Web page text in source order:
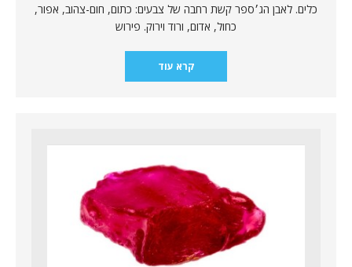
כלים. לאבן הג׳ספר קשת רחבה של צבעים: כתום, חום-צהוב, אפור,
כחול, אדום, ורוד וירוק. פירוש
קרא עוד